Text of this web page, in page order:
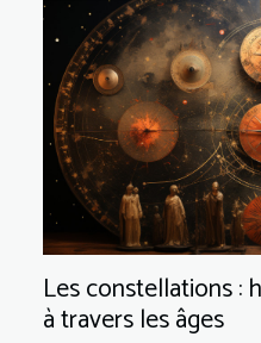
Les constellations :
à travers les âges